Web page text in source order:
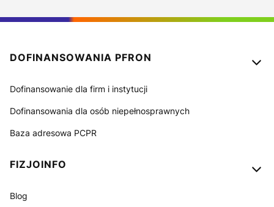
Linki w stopce
DOFINANSOWANIA PFRON
Dofinansowanie dla firm i instytucji
Dofinansowania dla osób niepełnosprawnych
Baza adresowa PCPR
FIZJOINFO
Blog